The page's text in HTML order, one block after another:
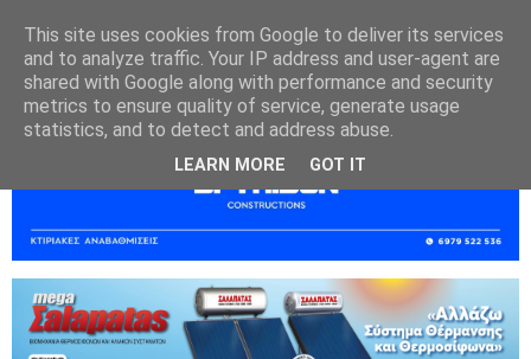
This site uses cookies from Google to deliver its services
and to analyze traffic. Your IP address and user-agent are
shared with Google along with performance and security
metrics to ensure quality of service, generate usage
statistics, and to detect and address abuse.
LEARN MORE GOT IT